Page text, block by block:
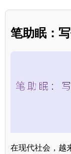
笔助眠：
在现代社会，越